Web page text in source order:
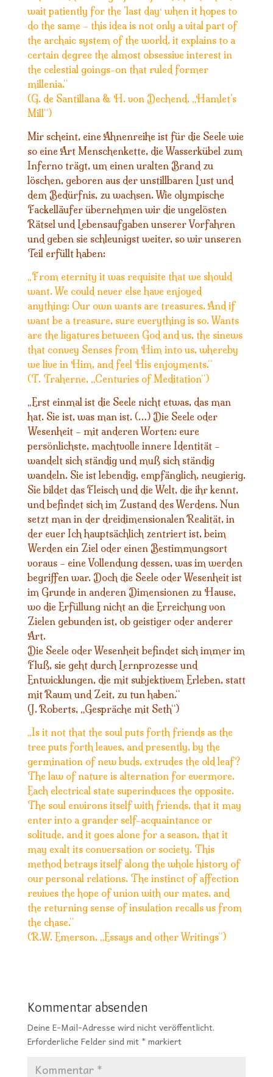
wait patiently for the ’last day‘ when it hopes to
do the same – this idea is not only a vital part of
the archaic system of the world, it explains to a
certain degree the almost obsessive interest in
the celestial goings-on that ruled former
millenia.“
(G. de Santillana & H. von Dechend, „Hamlet’s
Mill“)
Mir scheint, eine Ahnenreihe ist für die Seele wie
so eine Art Menschenkette, die Wasserkübel zum
Inferno trägt, um einen uralten Brand zu
löschen, geboren aus der unstillbaren Lust und
dem Bedürfnis, zu wachsen. Wie olympische
Fackelläufer übernehmen wir die ungelösten
Rätsel und Lebensaufgaben unserer Vorfahren
und geben sie schleunigst weiter, so wir unseren
Teil erfüllt haben:
„From eternity it was requisite that we should
want. We could never else have enjoyed
anything: Our own wants are treasures. And if
want be a treasure, sure everything is so. Wants
are the ligatures between God and us, the sinews
that convey Senses from Him into us, whereby
we live in Him, and feel His enjoyments.“
(T. Traherne, „Centuries of Meditation“)
„Erst einmal ist die Seele nicht etwas, das man
hat. Sie ist, was man ist. (…) Die Seele oder
Wesenheit – mit anderen Worten: eure
persönlichste, machtvolle innere Identität –
wandelt sich ständig und muß sich ständig
wandeln. Sie ist lebendig, empfänglich, neugierig.
Sie bildet das Fleisch und die Welt, die ihr kennt,
und befindet sich im Zustand des Werdens. Nun
setzt man in der dreidimensionalen Realität, in
der euer Ich hauptsächlich zentriert ist, beim
Werden ein Ziel oder einen Bestimmungsort
voraus – eine Vollendung dessen, was im werden
begriffen war. Doch die Seele oder Wesenheit ist
im Grunde in anderen Dimensionen zu Hause,
wo die Erfüllung nicht an die Erreichung von
Zielen gebunden ist, ob geistiger oder anderer
Art.
Die Seele oder Wesenheit befindet sich immer im
Fluß, sie geht durch Lernprozesse und
Entwicklungen, die mit subjektivem Erleben, statt
mit Raum und Zeit, zu tun haben.“
(J. Roberts, „Gespräche mit Seth“)
„Is it not that the soul puts forth friends as the
tree puts forth leaves, and presently, by the
germination of new buds, extrudes the old leaf?
The law of nature is alternation for evermore.
Each electrical state superinduces the opposite.
The soul environs itself with friends, that it may
enter into a grander self-acquaintance or
solitude, and it goes alone for a season, that it
may exalt its conversation or society. This
method betrays itself along the whole history of
our personal relations. The instinct of affection
revives the hope of union with our mates, and
the returning sense of insulation recalls us from
the chase.“
(R.W. Emerson, „Essays and other Writings“)
Kommentar absenden
Deine E-Mail-Adresse wird nicht veröffentlicht.
Erforderliche Felder sind mit * markiert